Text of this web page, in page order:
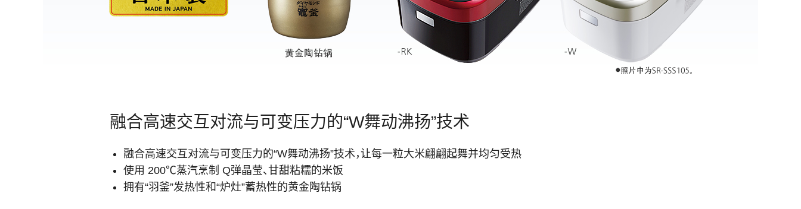
融合高速交互对流与可变压力的“W舞动沸扬”技术
融合高速交互对流与可变压力的“W舞动沸扬”技术，让每一粒大米翩翩起舞并均匀受热
使用 200℃蒸汽烹制 Q弹晶莹、甘甜粘糯的米饭
拥有“羽釜”发热性和“炉灶”蓄热性的黄金陶钻锅